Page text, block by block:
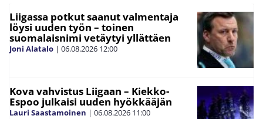
Liigassa potkut saanut valmentaja
löysi uuden työn – toinen
suomalaisnimi vetäytyi yllättäen
Joni Alatalo | 06.08.2026 12:00
Kova vahvistus Liigaan – Kiekko-
Espoo julkaisi uuden hyökkääjän
Lauri Saastamoinen | 06.08.2026 11:00